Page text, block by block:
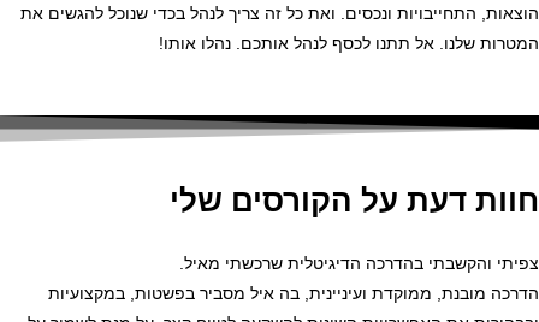
הוצאות, התחייבויות ונכסים. ואת כל זה צריך לנהל בכדי שנוכל להגשים את
המטרות שלנו. אל תתנו לכסף לנהל אותכם. נהלו אותו!
חוות דעת על הקורסים שלי
צפיתי והקשבתי בהדרכה הדיגיטלית שרכשתי מאיל.
הדרכה מובנת, ממוקדת ועיניינית, בה איל מסביר בפשטות, במקצועיות